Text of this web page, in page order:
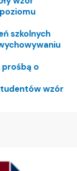
szkolnych
prośbą o
wzór